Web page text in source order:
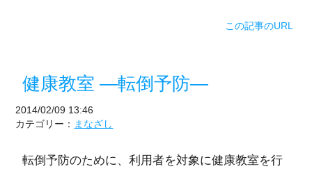
この記事のURL
健康教室 ―転倒予防―
2014/02/09 13:46
カテゴリー： まなざし
転倒予防のために、利用者を対象に健康教室を行